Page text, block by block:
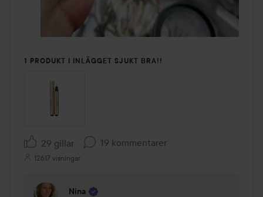
1 PRODUKT I INLÄGGET SJUKT BRA!!
29 gillar 19 kommentarer
12617 visningar
Nina